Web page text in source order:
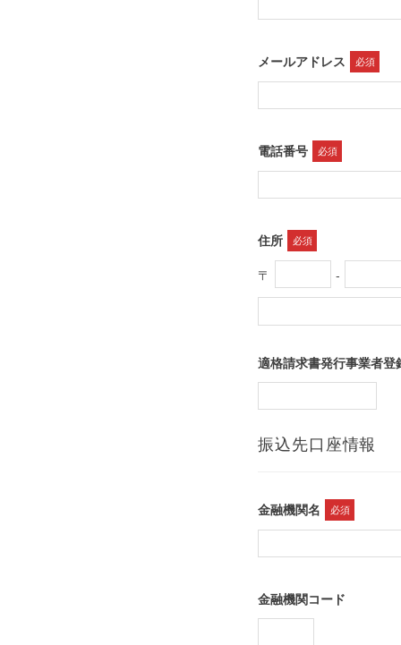
メールアドレス 必須
電話番号 必須
住所 必須
〒 ‐
適格請求書発行事業者登
振込先口座情報
金融機関名 必須
金融機関コード